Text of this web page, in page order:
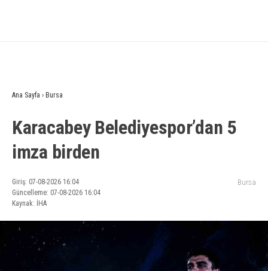
Ana Sayfa › Bursa
Karacabey Belediyespor’dan 5
imza birden
Giriş: 07-08-2026 16:04
Güncelleme: 07-08-2026 16:04
Kaynak: İHA
Bursa